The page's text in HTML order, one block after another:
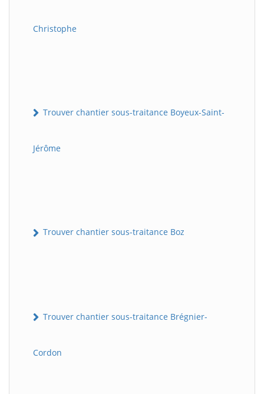
Christophe
Trouver chantier sous-traitance Boyeux-Saint-
Jérôme
Trouver chantier sous-traitance Boz
Trouver chantier sous-traitance Brégnier-
Cordon